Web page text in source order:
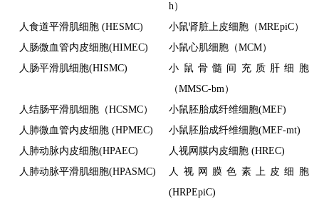
h）
人食道平滑肌细胞 (HESMC)
小鼠肾脏上皮细胞（MREpiC）
人肠微血管内皮细胞(HIMEC)
小鼠心肌细胞（MCM）
人肠平滑肌细胞(HISMC)
小鼠骨髓间充质肝细胞
（MMSC-bm）
人结肠平滑肌细胞（HCSMC）
小鼠胚胎成纤维细胞(MEF)
人肺微血管内皮细胞 (HPMEC)
小鼠胚胎成纤维细胞(MEF-mt)
人肺动脉内皮细胞(HPAEC)
人视网膜内皮细胞 (HREC)
人肺动脉平滑肌细胞(HPASMC)
人视网膜色素上皮细胞
(HRPEpiC)